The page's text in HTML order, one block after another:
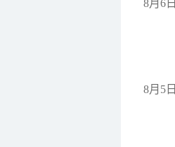
8月6日
8月5日